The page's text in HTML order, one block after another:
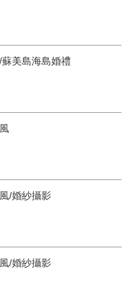
美島海島婚禮
/婚紗攝影
/婚紗攝影